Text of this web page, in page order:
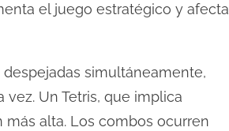
el juego estratégico y afecta
simultáneamente,
Un Tetris, que implica
alta. Los combos ocurren